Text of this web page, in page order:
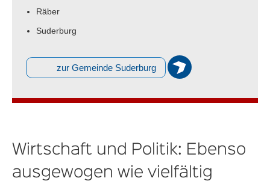
Räber
Suderburg
zur Gemeinde Suderburg
Wirtschaft und Politik: Ebenso
ausgewogen wie vielfältig